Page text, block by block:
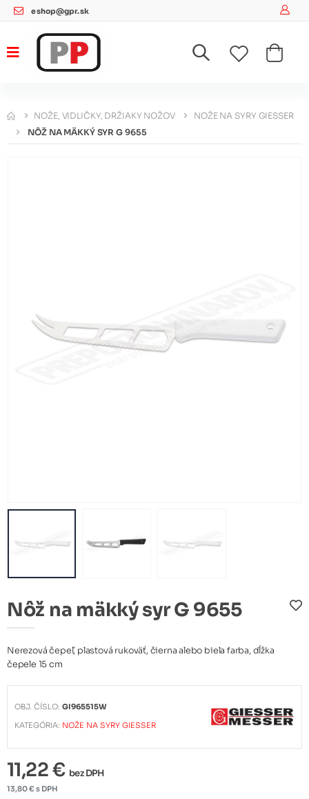
eshop@gpr.sk
NOŽE, VIDLIČKY, DRŽIAKY NOŽOV
NOŽE NA SYRY GIESSER
NÔŽ NA MÄKKÝ SYR G 9655
Nôž na mäkký syr G 9655
Nerezová čepeľ, plastová rukoväť, čierna alebo biela farba, dĺžka
čepele 15 cm
OBJ. ČÍSLO:GI965515W
KATEGÓRIA: NOŽE NA SYRY GIESSER
11,22 € bez DPH
13,80 € s DPH